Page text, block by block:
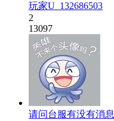
玩家U_132686503
2
13097
请问台服有没有消息